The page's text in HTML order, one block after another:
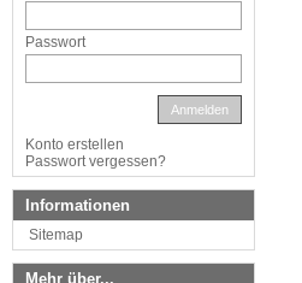
Passwort
Anmelden
Konto erstellen
Passwort vergessen?
Informationen
Sitemap
Mehr über...